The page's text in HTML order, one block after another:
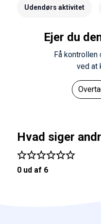
Udendørs aktivitet
Ejer du
Få kontrollen
ved at
Hvad siger
0 ud af 6